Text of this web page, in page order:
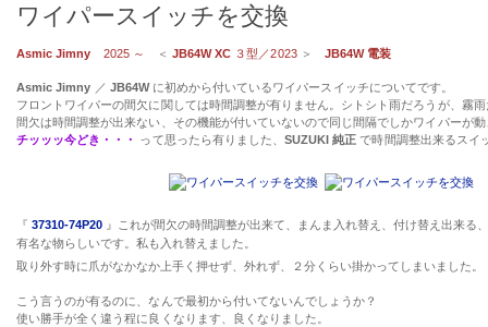
ワイパースイッチを交換
Asmic Jimny 2025 ～ ＜ JB64W XC ３型／2023＞ JB64W 電装
Asmic Jimny ／ JB64Wに初めから付いているワイパースイッチについてです。
フロントワイパーの間欠に関しては時間調整が有りません。シトシト雨だろうが
間欠は時間調整が出来ない、その機能が付いていないので同じ間隔でしかワイパーが
チッッッ今どき・・・ って思ったら有りました、SUZUKI 純正 で時間調整出来るスイ
『 37310-74P20 』これが間欠の時間調整が出来て、まんま入れ替え、付け替え出
有名な物らしいです。私も入れ替えました。
取り外す時に爪がなかなか上手く押せず、外れず、２分くらい掛かってしまいました。
こう言うのが有るのに、なんで最初から付いてないんでしょうか？
使い勝手が全く違う程に良くなります、良くなりました。